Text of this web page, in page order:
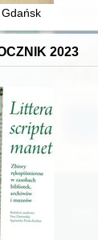
kościoła
Gdańsk
2023